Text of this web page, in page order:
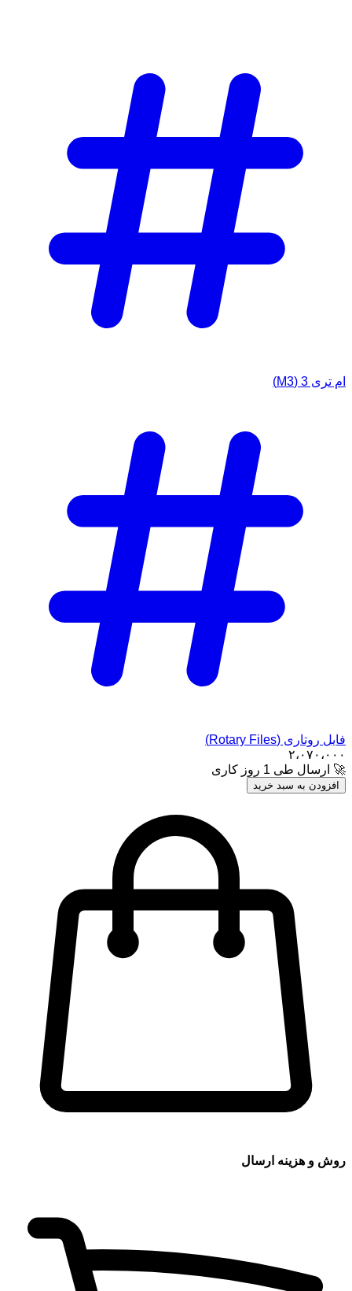
ام تری 3 (M3)
فایل روتاری (Rotary Files)
۲،۰۷۰،۰۰۰
🚀 ارسال طی 1 روز کاری
افزودن به سبد خرید
روش و هزینه ارسال